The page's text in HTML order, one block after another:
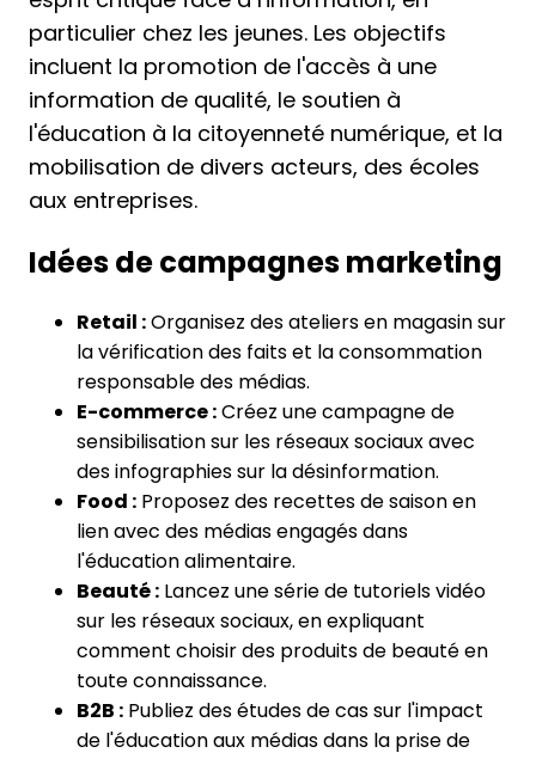
particulier chez les jeunes. Les objectifs
incluent la promotion de l'accès à une
information de qualité, le soutien à
l'éducation à la citoyenneté numérique, et la
mobilisation de divers acteurs, des écoles
aux entreprises.
Idées de campagnes marketing
Retail :Organisez des ateliers en magasin sur
la vérification des faits et la consommation
responsable des médias.
E-commerce :Créez une campagne de
sensibilisation sur les réseaux sociaux avec
des infographies sur la désinformation.
Food : Proposez des recettes de saison en
lien avec des médias engagés dans
l'éducation alimentaire.
Beauté : Lancez une série de tutoriels vidéo
sur les réseaux sociaux, en expliquant
comment choisir des produits de beauté en
toute connaissance.
B2B : Publiez des études de cas sur l'impact
de l'éducation aux médias dans la prise de